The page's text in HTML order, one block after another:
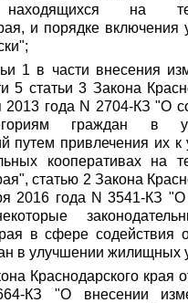
находящихся на
и порядке включения
1 в части внесения
5 статьи 3 Закона
2013 года N 2704-КЗ "О
граждан в
путем привлечения их к
кооперативах на
статью 2 Закона
2016 года N 3541-КЗ "О
в сфере содействия
в улучшении жилищных
Краснодарского края
КЗ "О внесении